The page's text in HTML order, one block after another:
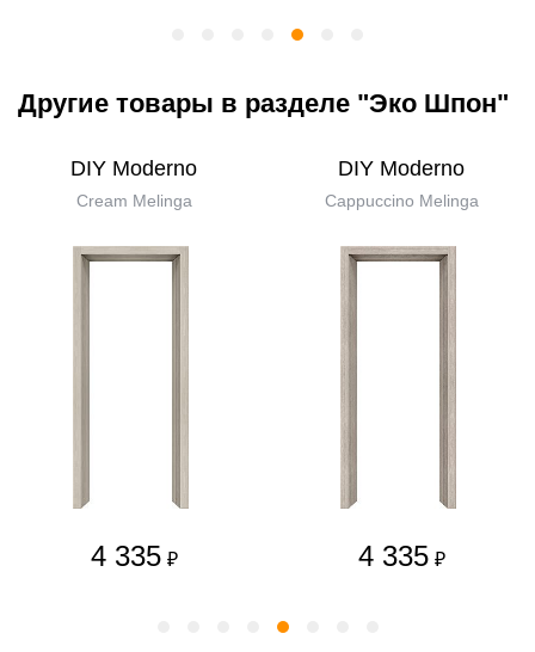
Другие товары в разделе "Эко Шпон"
DIY Moderno
Cream Melinga
4 335 ₽
DIY Moderno
Cappuccino Melinga
4 335 ₽